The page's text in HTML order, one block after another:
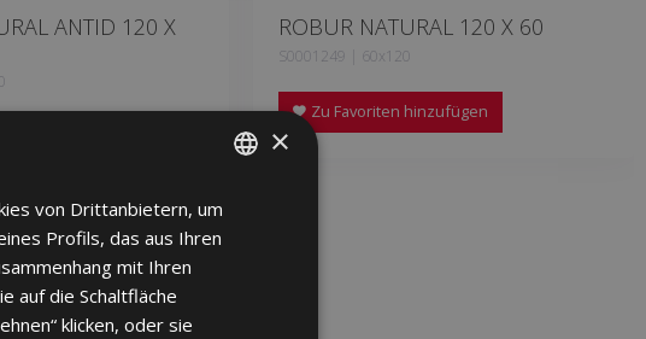
ANTID 120 X
ROBUR NATURAL 120 X 60
S0001249 | 60x120
Zu Favoriten hinzufügen
SPANISH
ENGLISH
GERMAN
×
von Drittanbietern, um
Profils, das aus Ihren
mit Ihren
auf die Schaltfläche
klicken, oder sie